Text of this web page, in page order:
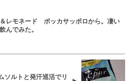
レモネード ポッカサッポロから。凄い
んでみた。
ルトと発汗巡活でリ